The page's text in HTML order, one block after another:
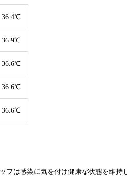
36.4℃
36.9℃
36.6℃
36.6℃
36.6℃
フは感染に気を付け健康な状態を維持